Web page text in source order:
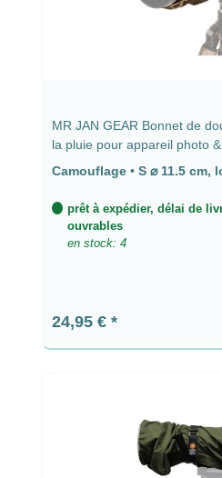
MR JAN GEAR Bonnet de
la pluie pour appareil photo
⌀ 11,5 cm, longueur 44 cm
Camouflage • S ⌀ 11.5
prêt à expédier, délai de
ouvrables
en stock: 4
Prix régulier :
24,95 €